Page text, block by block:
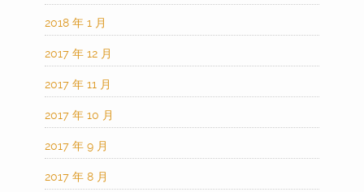
2018 年 1 月
2017 年 12 月
2017 年 11 月
2017 年 10 月
2017 年 9 月
2017 年 8 月